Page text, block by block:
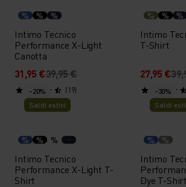
% % %
Intimo Tecnico
Performance X-Light
Canotta
31,95 €39,95 €
(19)
% % %
Intimo
T-Shirt
27,95 €
-20%
Saldi estivi
% % %
Intimo Tecnico
Performance X-Light T-
Shirt
-30%
Saldi
% %
Intimo
Dye T-Shirt